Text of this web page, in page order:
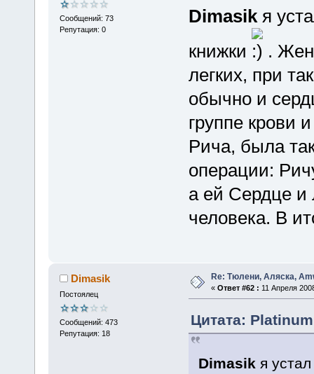
Сообщений: 73
Репутация: 0
Dimasikя
книжки
.
легких, при
обычно и
группе крови
Рича, была
операции:
а ей Сердце и
человека. В
Dimasik
Постоялец
Сообщений: 473
Репутация: 18
Re: Тюлени, Аляска,
« Ответ #62 : 11 Апреля
Цитата:
Dimasik я